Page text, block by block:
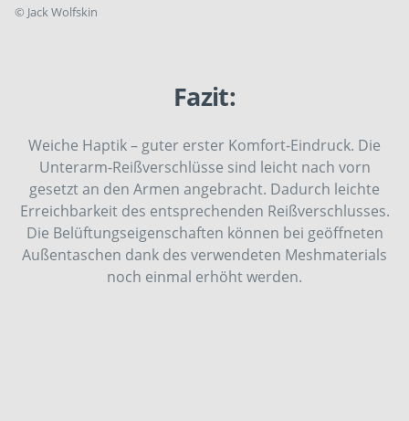
© Jack Wolfskin
Fazit:
Weiche Haptik – guter erster Komfort-Eindruck. Die
Unterarm-Reißverschlüsse sind leicht nach vorn
gesetzt an den Armen angebracht. Dadurch leichte
Erreichbarkeit des entsprechenden Reißverschlusses.
Die Belüftungseigenschaften können bei geöffneten
Außentaschen dank des verwendeten Meshmaterials
noch einmal erhöht werden.